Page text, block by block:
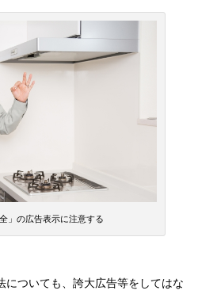
」の広告表示に注意する
についても、誇大広告等をしてはな